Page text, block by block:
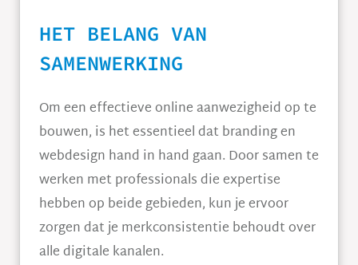
HET BELANG VAN
SAMENWERKING
Om een effectieve online aanwezigheid op te
bouwen, is het essentieel dat branding en
webdesign hand in hand gaan. Door samen te
werken met professionals die expertise
hebben op beide gebieden, kun je ervoor
zorgen dat je merkconsistentie behoudt over
alle digitale kanalen.